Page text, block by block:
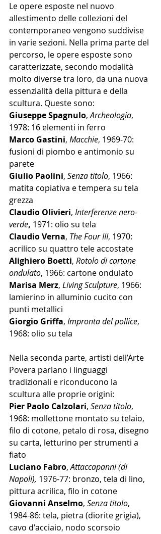
Le opere esposte nel nuovo
allestimento delle collezioni del
contemporaneo vengono suddivise
in varie sezioni. Nella prima parte del
percorso, le opere esposte sono
caratterizzate, secondo modalità
molto diverse tra loro, da una nuova
essenzialità della pittura e della
scultura. Queste sono:
Giuseppe Spagnulo, Archeologia,
1978: 16 elementi in ferro
Marco Gastini, Macchie, 1969-70:
fusioni di piombo e antimonio su
parete
Giulio Paolini, Senza titolo, 1966:
matita copiativa e tempera su tela
grezza
Claudio Olivieri, Interferenze nero-
verde, 1971: olio su tela
Claudio Verna, The Four III, 1970:
acrilico su quattro tele accostate
Alighiero Boetti, Rotolo di cartone
ondulato, 1966: cartone ondulato
Marisa Merz, Living Sculpture, 1966:
lamierino in alluminio cucito con
punti metallici
Giorgio Griffa, Impronta del pollice,
1968: olio su tela
Nella seconda parte, artisti dell’Arte
Povera parlano i linguaggi
tradizionali e riconducono la
scultura alle proprie origini:
Pier Paolo Calzolari, Senza titolo,
1968: mollettone montato su telaio,
filo di cotone, petalo di rosa, disegno
su carta, letturino per strumenti a
fiato
Luciano Fabro, Attaccapanni (di
Napoli), 1976-77: bronzo, tela di lino,
pittura acrilica, filo in cotone
Giovanni Anselmo, Senza titolo,
1984-86: tela, pietra (diorite grigia),
cavo d'acciaio, nodo scorsoio